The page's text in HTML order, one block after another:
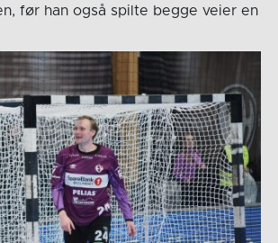
før han også spilte begge veier en